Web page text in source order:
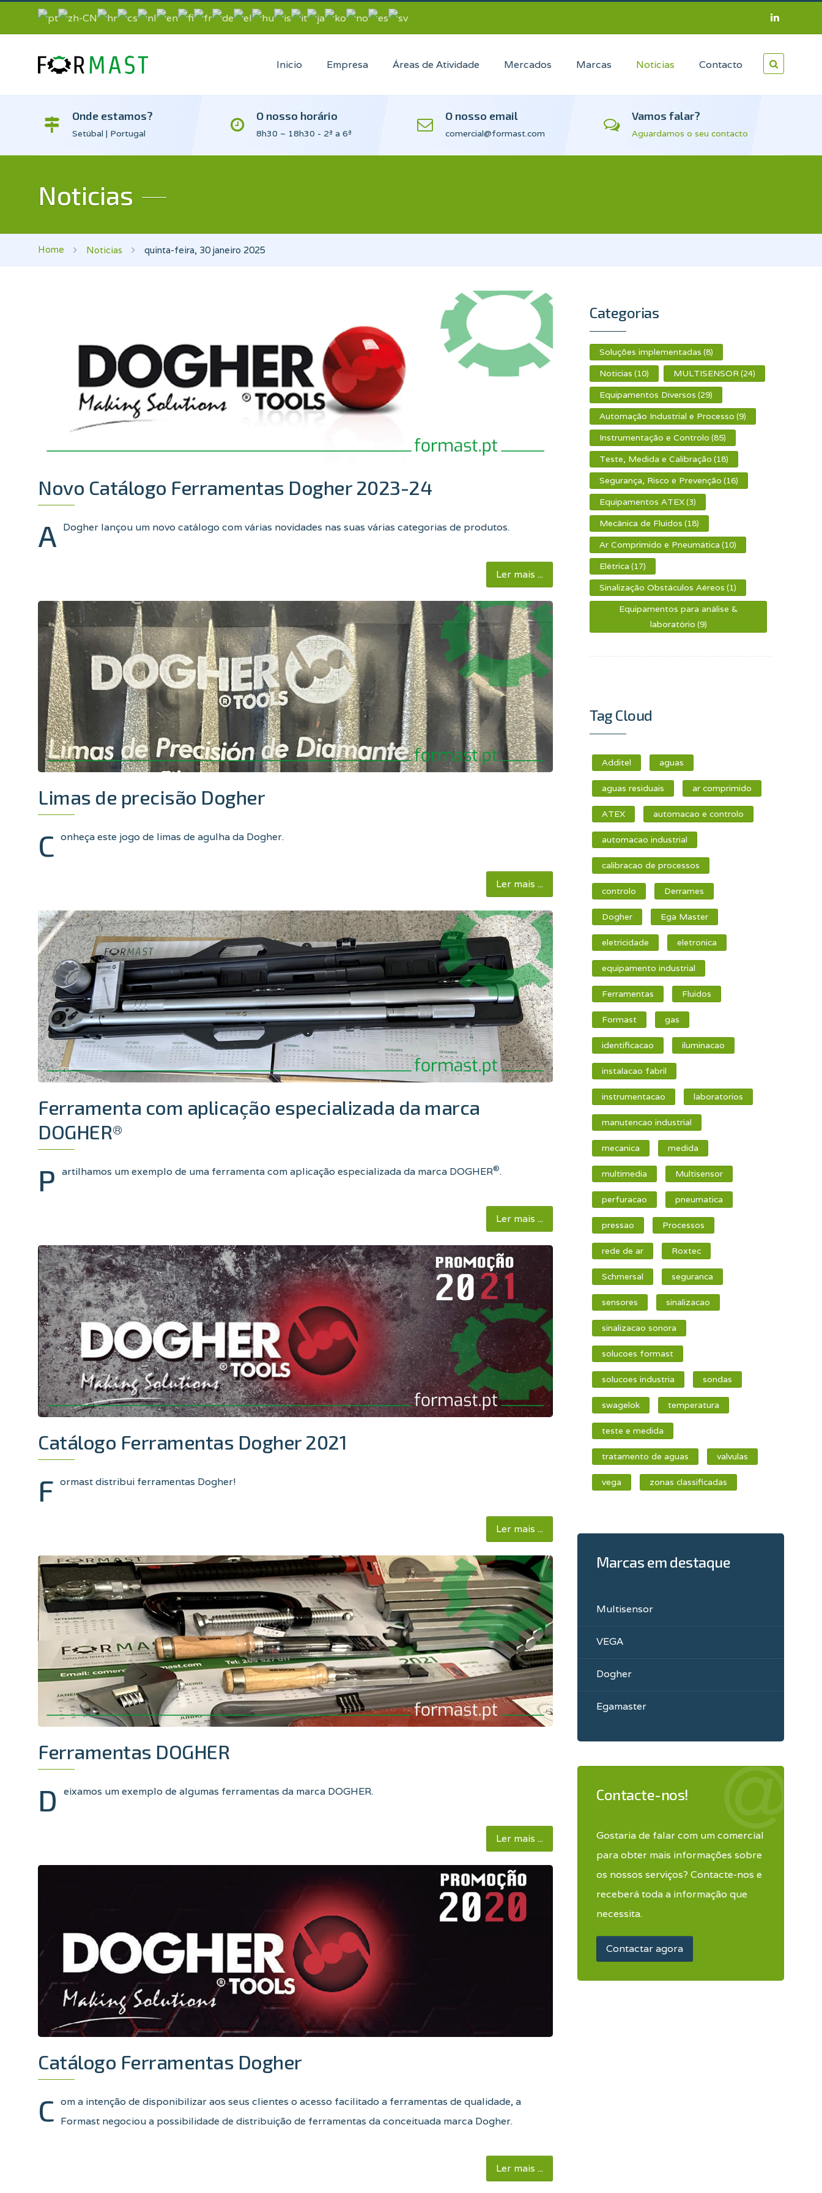
Inicio Empresa Áreas de Atividade Mercados Marcas Noticias Contacto
Onde estamos?
Setúbal | Portugal
O nosso horário
8h30 ~ 18h30 - 2ª a 6ª
O nosso email
comercial@formast.com
Vamos falar?
Aguardamos o seu contacto
Noticias
Home Noticias quinta-feira, 30 janeiro 2025
Novo Catálogo Ferramentas Dogher 2023-24
A Dogher lançou um novo catálogo com várias novidades nas suas várias categorias de produtos.
Ler mais ...
Limas de precisão Dogher
C onheça este jogo de limas de agulha da Dogher.
Ler mais ...
Ferramenta com aplicação especializada da marca
DOGHER®
P artilhamos um exemplo de uma ferramenta com aplicação especializada da marca DOGHER®.
Ler mais ...
Catálogo Ferramentas Dogher 2021
F ormast distribui ferramentas Dogher!
Ler mais ...
Ferramentas DOGHER
D eixamos um exemplo de algumas ferramentas da marca DOGHER.
Ler mais ...
Catálogo Ferramentas Dogher
C om a intenção de disponibilizar aos seus clientes o acesso facilitado a ferramentas de qualidade, a
Formast negociou a possibilidade de distribuição de ferramentas da conceituada marca Dogher.
Ler mais ...
Categorias
Soluções implementadas (8)
Noticias (10) MULTISENSOR(24)
Equipamentos Diversos (29)
Automação Industrial e Processo (9)
Instrumentação e Controlo (85)
Teste, Medida e Calibração (18)
Segurança, Risco e Prevenção (16)
Equipamentos ATEX(3)
Mecânica de Fluidos (18)
Ar Comprimido e Pneumática (10)
Elétrica (17)
Sinalização Obstáculos Aéreos (1)
Equipamentos para análise &
laboratório (9)
Tag Cloud
Additel aguas
aguas residuais ar comprimido
ATEX automacao e controlo
automacao industrial
calibracao de processos
controlo Derrames
Dogher Ega Master
eletricidade eletronica
equipamento industrial
Ferramentas Fluidos
Formast gas
identificacao iluminacao
instalacao fabril
instrumentacao laboratorios
manutencao industrial
mecanica medida
multimedia Multisensor
perfuracao pneumatica
pressao Processos
rede de ar Roxtec
Schmersal seguranca
sensores sinalizacao
sinalizacao sonora
solucoes formast
solucoes industria sondas
swagelok temperatura
teste e medida
tratamento de aguas valvulas
vega zonas classificadas
Marcas em destaque
Multisensor
VEGA
Dogher
Egamaster
Contacte-nos!
Gostaria de falar com um comercial
para obter mais informações sobre
os nossos serviços? Contacte-nos e
receberá toda a informação que
necessita.
Contactar agora